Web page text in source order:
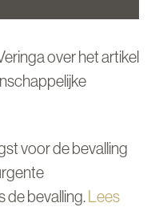
over het artikel
voor de bevalling
de bevalling.Lees